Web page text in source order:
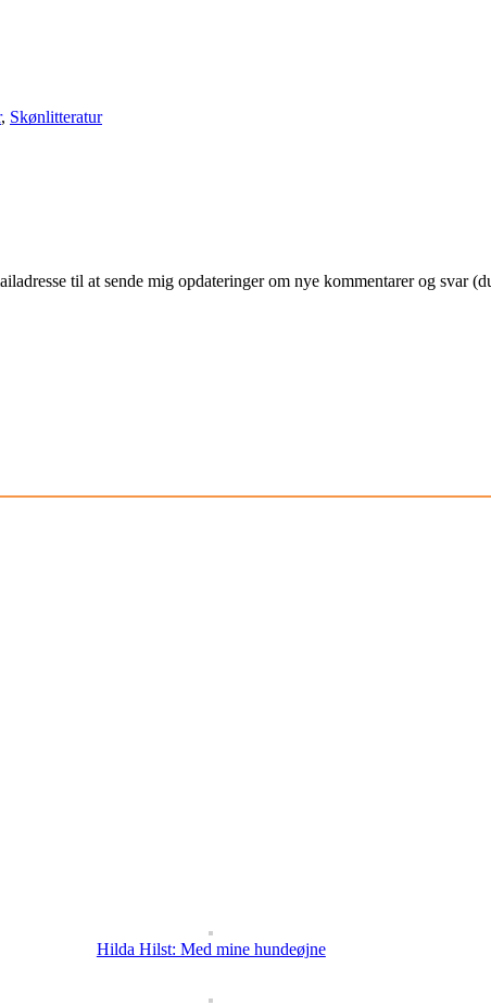
, Skønlitteratur
til at sende mig opdateringer om nye kommentarer og svar
Hilda Hilst: Med mine hundeøjne